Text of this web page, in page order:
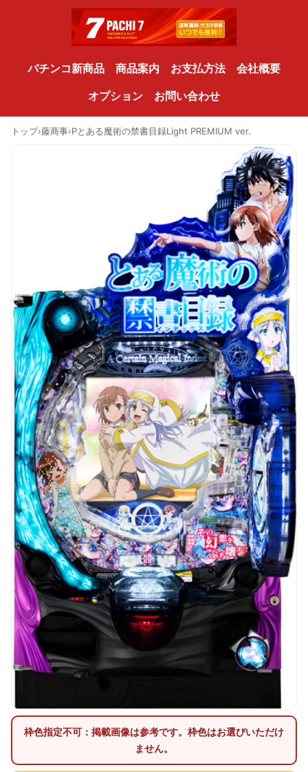
パチンコ新商品 商品案内 お支払方法
会社概要
オプション
お問い合わせ
トップ›藤商事›Pとある魔術の禁書目録Light PREMIUM ver.
枠色指定不可：掲載画像は参考です。枠色はお選びいただけ
ません。